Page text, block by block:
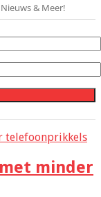
& Meer!
minder